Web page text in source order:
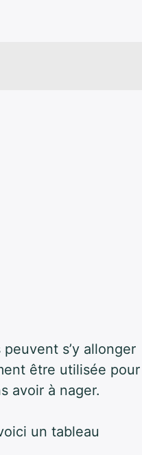
s’y allonger
être utilisée pour
avoir à nager.
un tableau